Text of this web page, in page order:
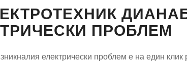
ПРОБЛЕМ
електрически проблем е на един